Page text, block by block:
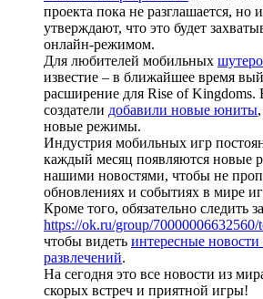
проекта пока не разглашается, но
утверждают, что это будет
онлайн-режимом.
Для любителей мобильных
известие – в ближайшее время
расширение для Rise of Kingdoms.
создатели добавили новые юниты
новые режимы.
Индустрия мобильных игр
каждый месяц появляются новые
нашими новостями, чтобы не
обновлениях и событиях в мире
Кроме того, обязательно следить
https://ok.ru/group/
чтобы видеть интересные
развлечений.
На сегодня это все новости из
скорых встреч и приятной игры!